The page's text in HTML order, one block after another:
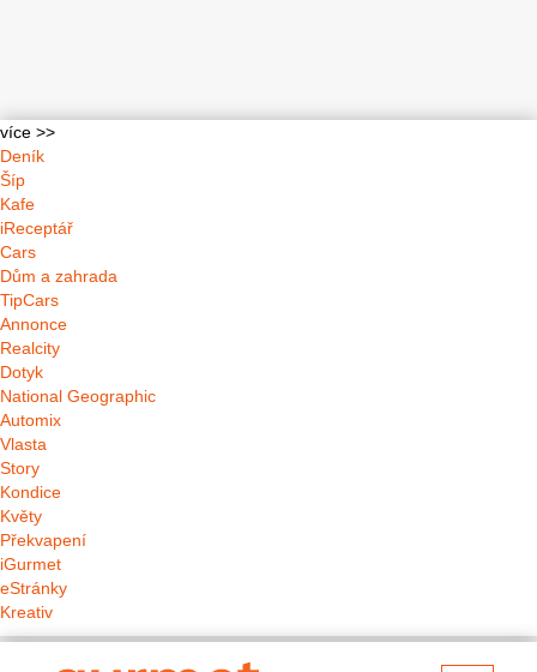
více >>
Deník
Šíp
Kafe
iReceptář
Cars
Dům a zahrada
TipCars
Annonce
Realcity
Dotyk
National Geographic
Automix
Vlasta
Story
Kondice
Květy
Překvapení
iGurmet
eStránky
Kreativ